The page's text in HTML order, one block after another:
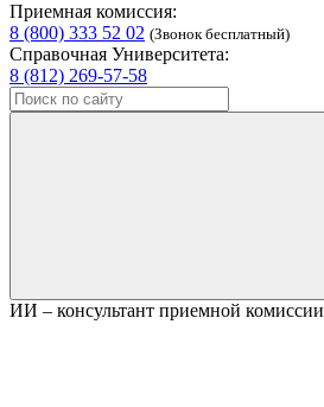
Приемная комиссия:
8 (800) 333 52 02 (Звонок бесплатный)
Справочная Университета:
8 (812) 269-57-58
ИИ – консультант приемной комиссии